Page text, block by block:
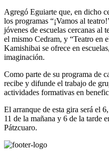
Agregó Eguiarte que, en dicho
los programas “¡Vamos al
jóvenes de escuelas cercanas al
el mismo Cedram, y “Teatro en
Kamishibai se ofrece en
imaginación.
Como parte de su programa de
recibe y difunde el trabajo de
actividades formativas en
El arranque de esta gira será el
11 de la mañana y 6 de la tarde
Pátzcuaro.